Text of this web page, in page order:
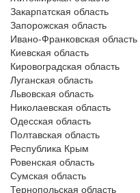
Закарпатская область
Запорожская область
Ивано-Франковская область
Киевская область
Кировоградская область
Луганская область
Львовская область
Николаевская область
Одесская область
Полтавская область
Республика Крым
Ровенская область
Сумская область
Тернопольская область